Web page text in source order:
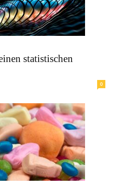
statistischen
0